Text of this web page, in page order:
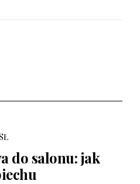
do salonu: jak